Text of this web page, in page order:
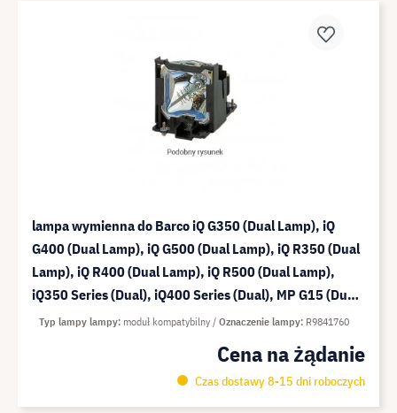
lampa wymienna do Barco iQ G350 (Dual Lamp), iQ
G400 (Dual Lamp), iQ G500 (Dual Lamp), iQ R350 (Dual
Lamp), iQ R400 (Dual Lamp), iQ R500 (Dual Lamp),
iQ350 Series (Dual), iQ400 Series (Dual), MP G15 (Dual
Lamp) - moduł kompatybilny (zamiennik do: R98
Cena na żądanie
Czas dostawy 8-15 dni roboczych
Typ lampy lampy moduł kompatybilny Oznaczenie lampy R9841760